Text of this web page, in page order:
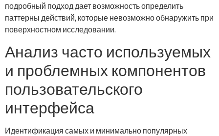
подробный подход дает возможность определить
паттерны действий, которые невозможно обнаружить при
поверхностном исследовании.
Анализ часто используемых
и проблемных компонентов
пользовательского
интерфейса
Идентификация самых и минимально популярных